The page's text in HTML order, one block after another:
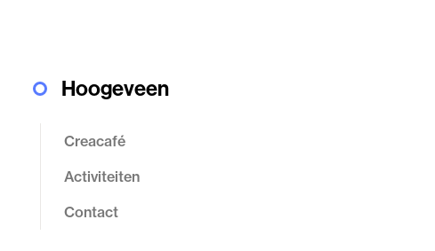
Hoogeveen
Creacafé
Activiteiten
Contact